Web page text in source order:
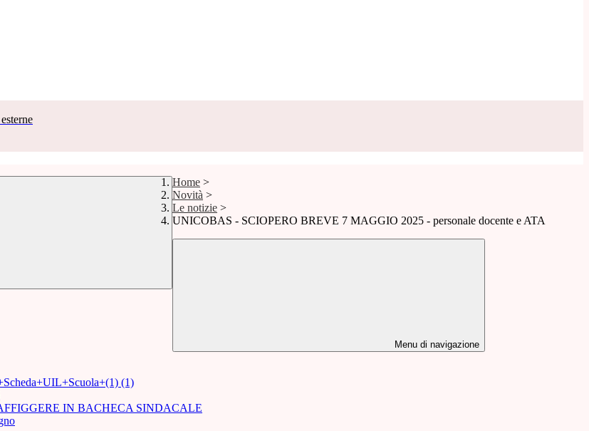
Home >
Novità >
Le notizie >
UNICOBAS - SCIOPERO BREVE 7 MAGGIO 2025 - personale docente e ATA
Menu di navigazione
(1)
IN BACHECA SINDACALE